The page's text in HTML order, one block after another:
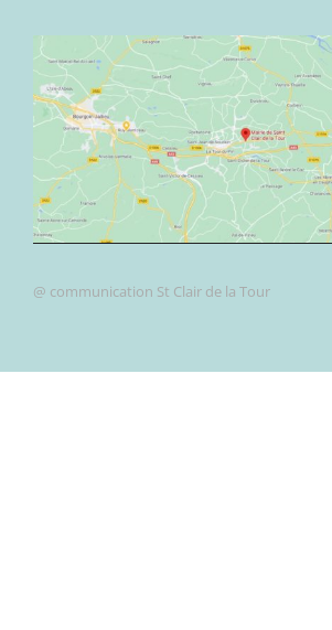
@ communication St Clair de la Tour